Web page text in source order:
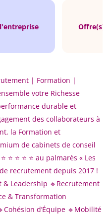
Offre(s)
| Formation |
votre Richesse
durable et
des collaborateurs à
la Formation et
de cabinets de conseil
⭐️ ⭐️ ⭐️ au palmarès « Les
recrutement depuis 2017 !
& Leadership 🔹Recrutement
& Transformation
d’Équipe 🔹Mobilité